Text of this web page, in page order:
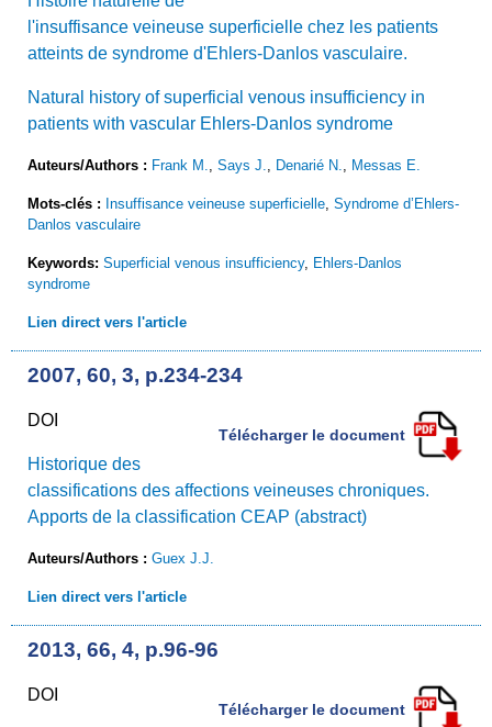
l'insuffisance veineuse superficielle chez les patients
atteints de syndrome d'Ehlers-Danlos vasculaire.
Natural history of superficial venous insufficiency in
patients with vascular Ehlers-Danlos syndrome
Auteurs/Authors : Frank M. Says J. Denarié N. Messas E.
Mots-clés : Insuffisance veineuse superficielle Syndrome d’Ehlers-
Danlos vasculaire
Keywords: Superficial venous insufficiency, Ehlers-Danlos
syndrome
Lien direct vers l'article
2007, 60, 3, p.234-234
DOI
Télécharger le document
Historique des
classifications des affections veineuses chroniques.
Apports de la classification CEAP (abstract)
Auteurs/Authors : Guex J.J.
Lien direct vers l'article
2013, 66, 4, p.96-96
DOI
Télécharger le document